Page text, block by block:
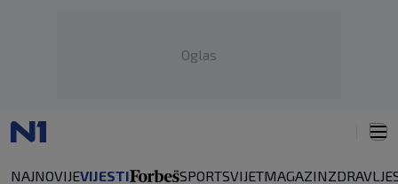
Oglas
NAJNOVIJEVIJESTI SPORTSVIJETMAGAZINZDRAVLJE